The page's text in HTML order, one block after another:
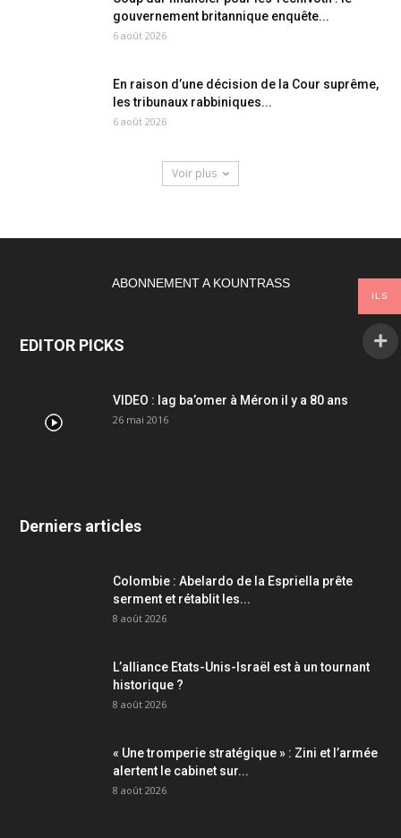
gouvernement britannique enquête...
6 août 2026
En raison d’une décision de la Cour suprême,
les tribunaux rabbiniques...
6 août 2026
Voir plus
ABONNEMENT A KOUNTRASS
EDITOR PICKS
VIDEO : lag ba’omer à Méron il y a 80 ans
26 mai 2016
Derniers articles
Colombie : Abelardo de la Espriella prête
serment et rétablit les...
8 août 2026
L’alliance Etats-Unis-Israël est à un tournant
historique ?
8 août 2026
« Une tromperie stratégique » : Zini et l’armée
alertent le cabinet sur...
8 août 2026
ILS